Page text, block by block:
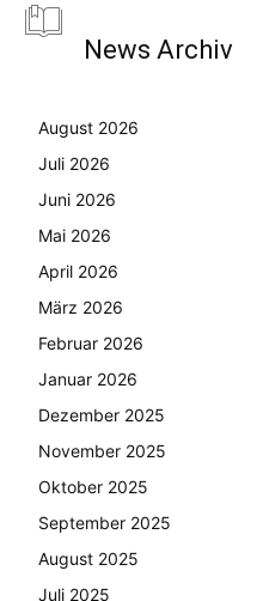
News Archiv
August 2026
Juli 2026
Juni 2026
Mai 2026
April 2026
März 2026
Februar 2026
Januar 2026
Dezember 2025
November 2025
Oktober 2025
September 2025
August 2025
Juli 2025